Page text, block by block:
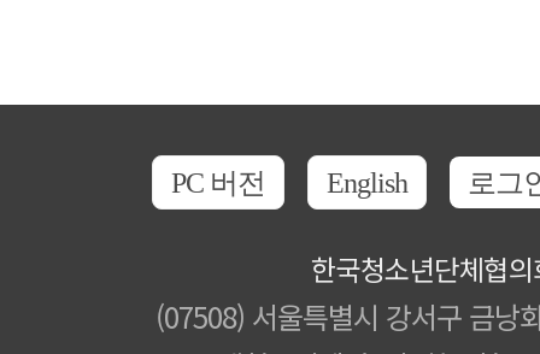
PC 버전 English 로그
한국청소년단체협
(07508) 서울특별시 강서구 금낭